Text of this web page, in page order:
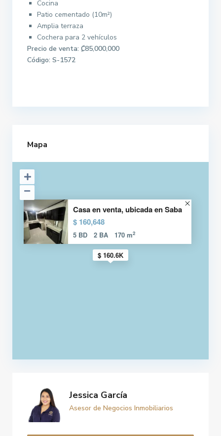
Cocina
Patio cementado (10m²)
Amplia terraza
Cochera para 2 vehículos
Precio de venta: ₡85,000,000
Código: S-1572
Mapa
$ 160.6K
Casa en venta, ubicada en Saba
$ 160,648
5 BD 2 BA 170 m2
Jessica García
Asesor de Negocios Inmobiliarios